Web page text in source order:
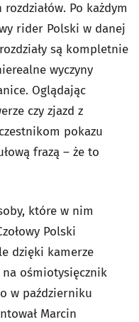
Po każdym
rider Polski w danej
są kompletnie
wyczyny
Oglądając
czy zjazd z
pokazu
frazą – że to
które w nim
Polski
dzięki kamerze
na ośmiotysięcznik
w październiku
Marcin